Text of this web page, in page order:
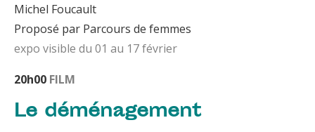
Michel Foucault
Proposé par Parcours de femmes
expo visible du 01 au 17 février
20h00 FILM
Le déménagement